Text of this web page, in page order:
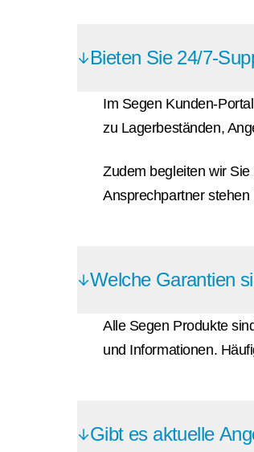
Bieten Sie 24/7-
Im Segen Kunden-
zu Lagerbeständen,
Zudem begleiten wir
Ansprechpartner
Welche Garantien
Alle Segen Produkte
und Informationen.
Gibt es aktuelle